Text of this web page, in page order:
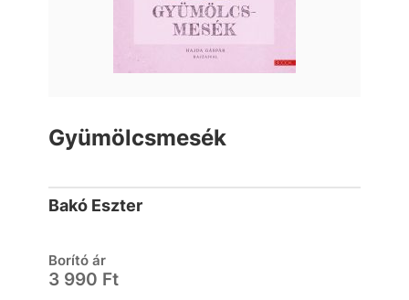
Gyümölcsmesék
Bakó Eszter
Borító ár
3 990 Ft